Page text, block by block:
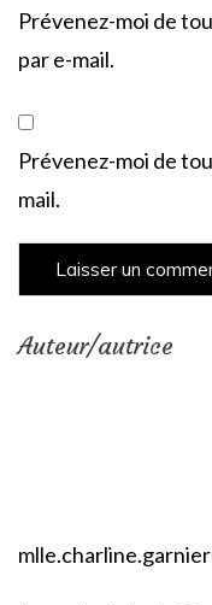
Prévenez-moi de
par e-mail.
Prévenez-moi de
mail.
Auteur/autrice